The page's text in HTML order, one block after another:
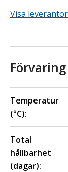
Visa
Förvaring
Temperatur
(°C):
Total
hållbarhet
(dagar):